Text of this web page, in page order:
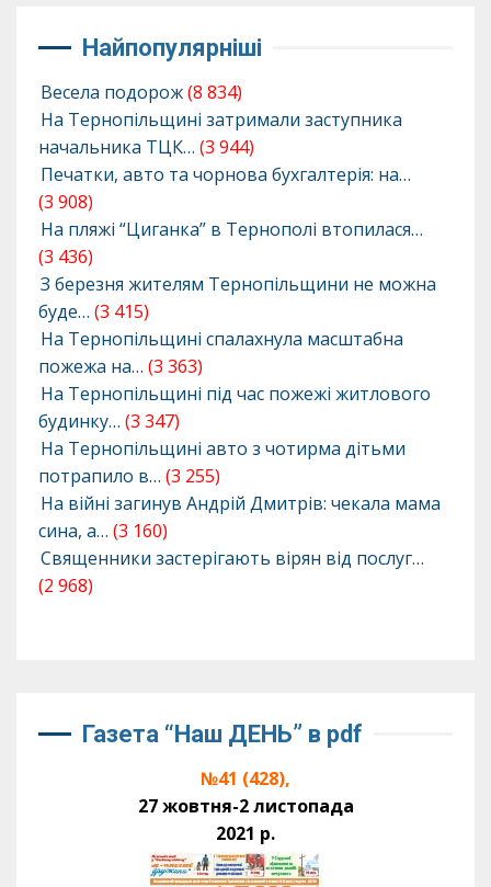
Найпопулярніші
Весела подорож(8 834)
На Тернопільщині затримали заступника
начальника ТЦК… (3 944)
Печатки, авто та чорнова бухгалтерія: на…
(3 908)
На пляжі “Циганка” в Тернополі втопилася…
(3 436)
З березня жителям Тернопільщини не можна
буде… (3 415)
На Тернопільщині спалахнула масштабна
пожежа на… (3 363)
На Тернопільщині під час пожежі житлового
будинку… (3 347)
На Тернопільщині авто з чотирма дітьми
потрапило в… (3 255)
На війні загинув Андрій Дмитрів: чекала мама
сина, а… (3 160)
Священники застерігають вірян від послуг…
(2 968)
Газета “Наш ДЕНЬ” в pdf
№41 (428),
27 жовтня-2 листопада
2021 р.